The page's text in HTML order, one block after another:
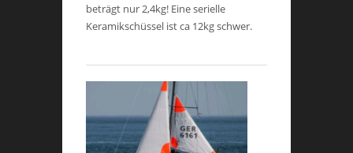
beträgt nur 2,4kg! Eine serielle
Keramikschüssel ist ca 12kg schwer.